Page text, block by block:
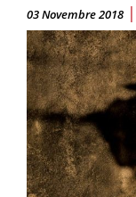
03 Novembre 2018 |